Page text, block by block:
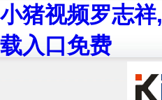
小猪视频罗志
载入口免费